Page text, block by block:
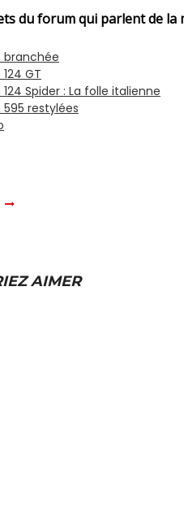
du forum qui parlent de la
AIMER